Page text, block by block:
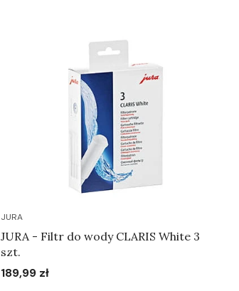
JURA
JURA - Filtr do wody CLARIS White 3
szt.
Cena
189,99 zł